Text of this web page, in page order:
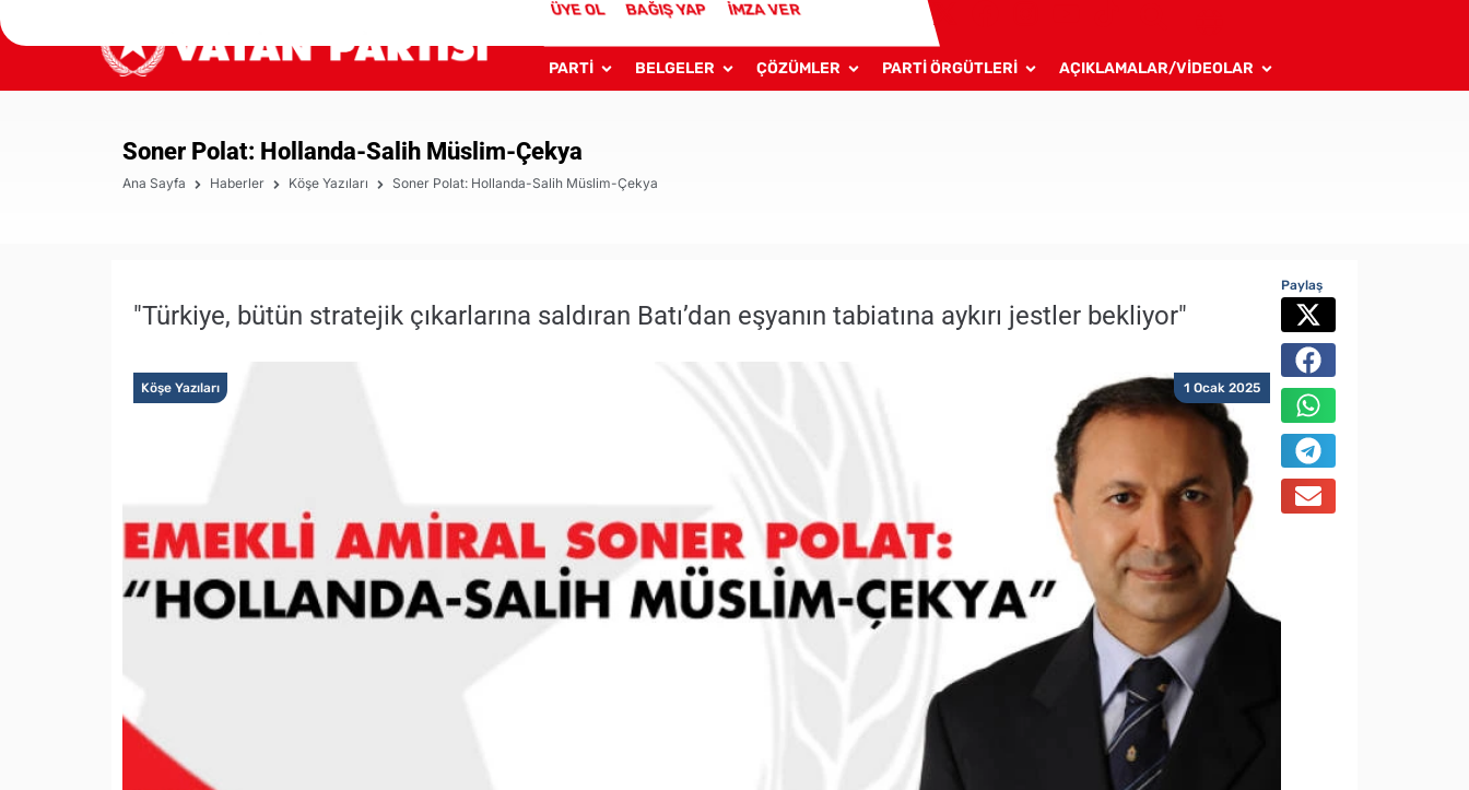
ÜYE OL BAĞIŞ YAP İMZA VER
PARTİ BELGELER ÇÖZÜMLER PARTİ ÖRGÜTLERİ AÇIKLAMALAR/VİDEOLAR
Soner Polat: Hollanda-Salih Müslim-Çekya
Ana Sayfa Haberler Köşe Yazıları Soner Polat: Hollanda-Salih Müslim-Çekya
"Türkiye, bütün stratejik çıkarlarına saldıran Batı’dan eşyanın tabiatına aykırı jestler bekliyor"
1 Ocak 2025
Köşe Yazıları
Paylaş